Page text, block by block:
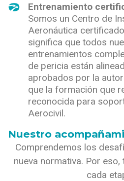
Entrenamiento
Somos un Centro de
Aeronáutica
significa que todos
entrenamientos
de pericia están
aprobados por la
que la formación que
reconocida para
Aerocivil.
Nuestro
Comprendemos los
nueva normativa. Por
cada